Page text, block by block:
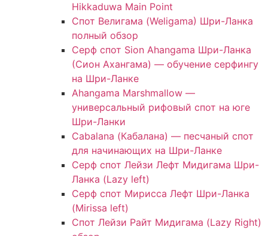
Hikkaduwa Main Point
Спот Велигама (Weligama) Шри-Ланка
полный обзор
Серф спот Sion Ahangama Шри-Ланка
(Сион Ахангама) — обучение серфингу
на Шри-Ланке
Ahangama Marshmallow —
универсальный рифовый спот на юге
Шри-Ланки
Cabalana (Кабалана) — песчаный спот
для начинающих на Шри-Ланке
Серф спот Лейзи Лефт Мидигама Шри-
Ланка (Lazy left)
Серф спот Мирисса Лефт Шри-Ланка
(Mirissa left)
Спот Лейзи Райт Мидигама (Lazy Right)